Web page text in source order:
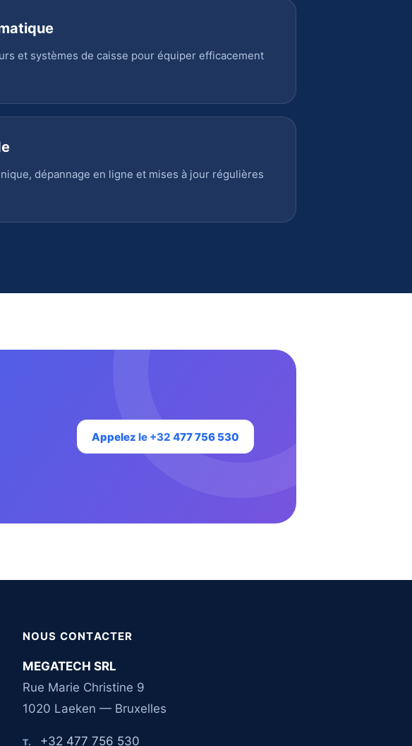
et systèmes de caisse pour équiper efficacement
dépannage en ligne et mises à jour régulières
Appelez le +32 477 756 530
NOUS CONTACTER
MEGATECH SRL
Rue Marie Christine 9
1020 Laeken — Bruxelles
T. +32 477 756 530